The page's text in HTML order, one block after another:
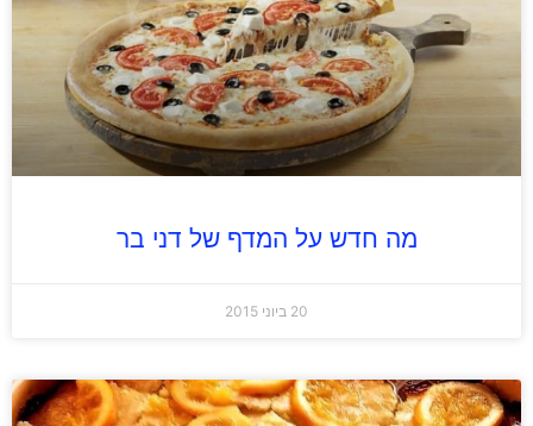
מה חדש על המדף של דני בר
20 ביוני 2015